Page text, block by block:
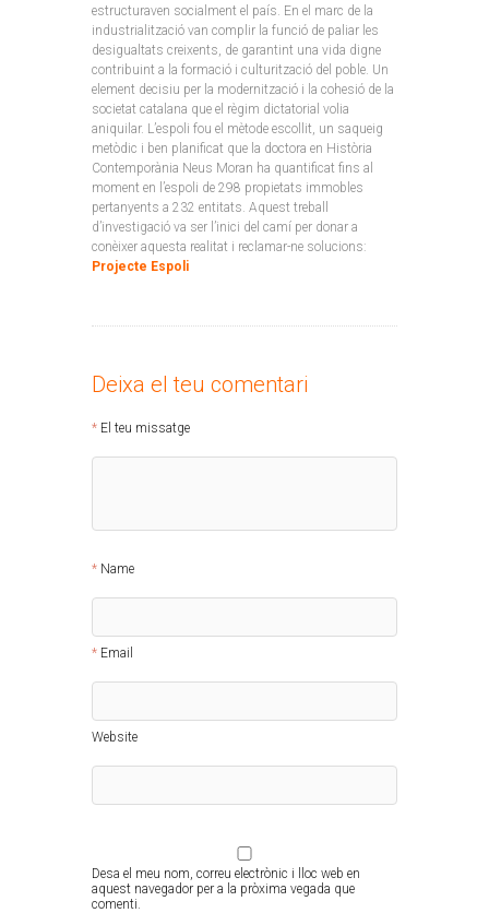
estructuraven socialment el país. En el marc de la
industrialització van complir la funció de paliar les
desigualtats creixents, de garantint una vida digne
contribuint a la formació i culturització del poble. Un
element decisiu per la modernització i la cohesió de la
societat catalana que el règim dictatorial volia
aniquilar. L’espoli fou el mètode escollit, un saqueig
metòdic i ben planificat que la doctora en Història
Contemporània Neus Moran ha quantificat fins al
moment en l’espoli de 298 propietats immobles
pertanyents a 232 entitats. Aquest treball
d’investigació va ser l’inici del camí per donar a
conèixer aquesta realitat i reclamar-ne solucions:
Projecte Espoli
Deixa el teu comentari
El teu missatge
Name
Email
Website
Desa el meu nom, correu electrònic i lloc web en
aquest navegador per a la pròxima vegada que
comenti.